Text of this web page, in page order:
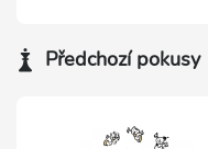
Předchozí pokusy